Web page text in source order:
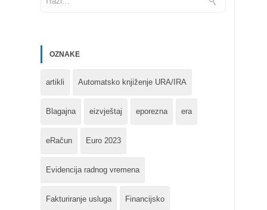
OZNAKE
artikli Automatsko knjiženje URA/IRA
Blagajna eizvještaj eporezna era
eRačun Euro 2023
Evidencija radnog vremena
Fakturiranje usluga Financijsko